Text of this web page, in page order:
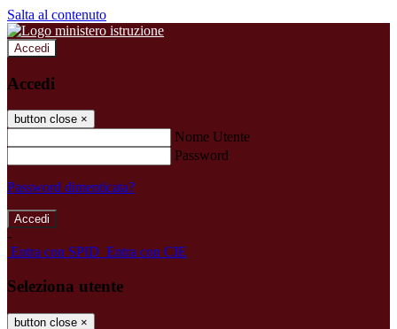
Salta al contenuto
Accedi
Accedi
button close ×
Nome Utente
Password
Password dimenticata?
-
Entra con SPID Entra con CIE
Seleziona utente
button close ×